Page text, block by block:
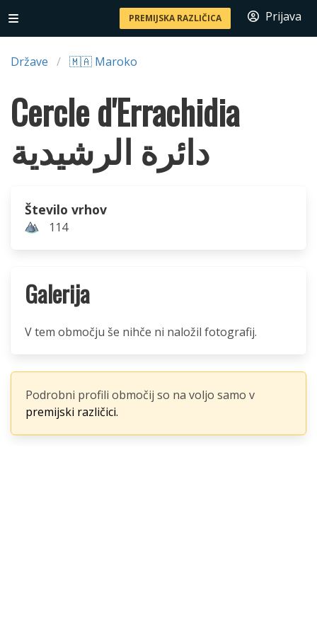
PREMIJSKA RAZLIČICA Prijava
Države 🇲🇦 Maroko
Cercle d'Errachidia
دائرة الرشيدية
Število vrhov
114
Galerija
V tem območju še nihče ni naložil fotografij.
Podrobni profili območij so na voljo samo v
premijski različici.